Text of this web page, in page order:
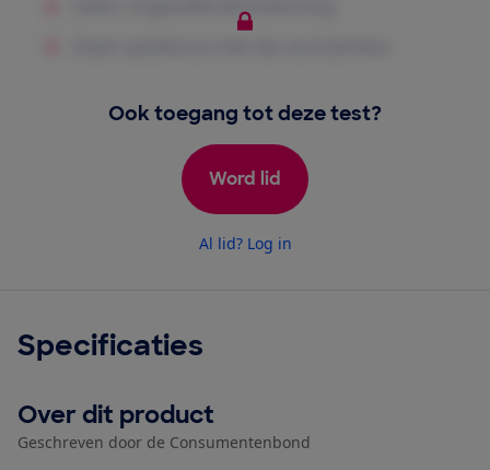
Ook toegang tot deze test?
Word lid
Al lid? Log in
Specificaties
Over dit product
Geschreven door de Consumentenbond